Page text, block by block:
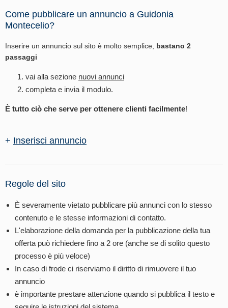
Come pubblicare un annuncio a Guidonia
Montecelio?
Inserire un annuncio sul sito è molto semplice, bastano 2
passaggi
vai alla sezione nuovi annunci
completa e invia il modulo.
È tutto ciò che serve per ottenere clienti facilmente!
+ Inserisci annuncio
Regole del sito
È severamente vietato pubblicare più annunci con lo stesso
contenuto e le stesse informazioni di contatto.
L'elaborazione della domanda per la pubblicazione della tua
offerta può richiedere fino a 2 ore (anche se di solito questo
processo è più veloce)
In caso di frode ci riserviamo il diritto di rimuovere il tuo
annuncio
è importante prestare attenzione quando si pubblica il testo e